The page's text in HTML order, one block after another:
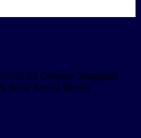
by Gruppo Spaggiari
New Social Media